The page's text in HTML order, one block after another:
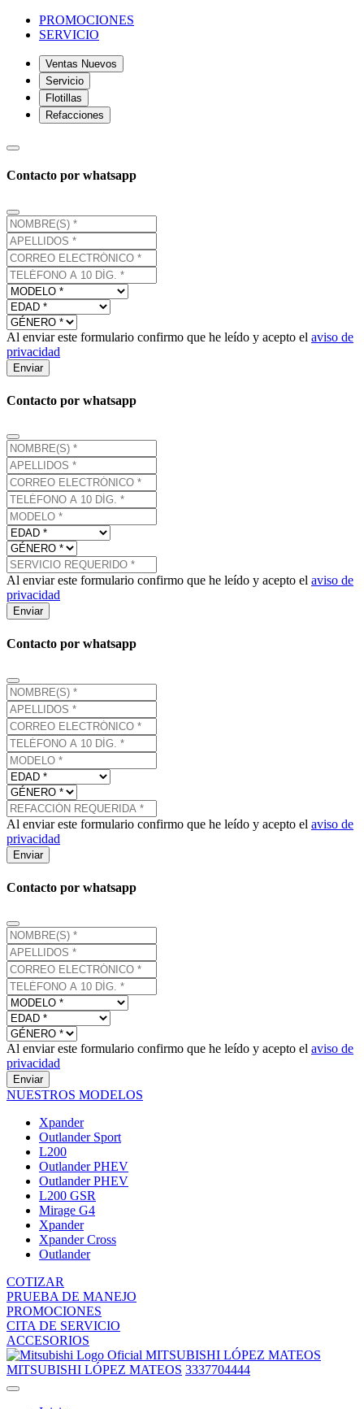
PROMOCIONES
SERVICIO
Ventas Nuevos
Servicio
Flotillas
Refacciones
Contacto por whatsapp
Al enviar este formulario confirmo que he leído y acepto el aviso de
privacidad
Enviar
Contacto por whatsapp
Al enviar este formulario confirmo que he leído y acepto el aviso de
privacidad
Enviar
Contacto por whatsapp
Al enviar este formulario confirmo que he leído y acepto el aviso de
privacidad
Enviar
Contacto por whatsapp
Al enviar este formulario confirmo que he leído y acepto el aviso de
privacidad
Enviar
NUESTROS MODELOS
Xpander
Outlander Sport
L200
Outlander PHEV
Outlander PHEV
L200 GSR
Mirage G4
Xpander
Xpander Cross
Outlander
COTIZAR
PRUEBA DE MANEJO
PROMOCIONES
CITA DE SERVICIO
ACCESORIOS
MITSUBISHI LÓPEZ MATEOS
MITSUBISHI LÓPEZ MATEOS 3337704444